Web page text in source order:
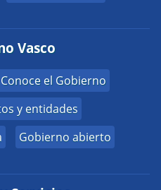
Vasco
Conoce el Gobierno
y entidades
Gobierno abierto